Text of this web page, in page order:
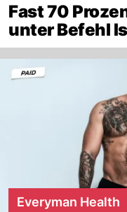
Fast 70
unter Befehl
Everyman Health